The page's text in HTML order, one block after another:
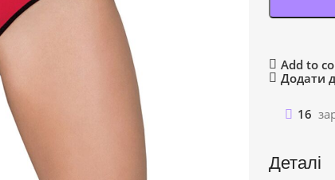
Add to
Додати
16
Деталі